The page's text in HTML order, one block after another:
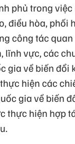
phủ trong
điều hòa, phối
công tác
lĩnh vực, các
gia về biến đổi
hiện các
gia về biến
thực hiện hợp